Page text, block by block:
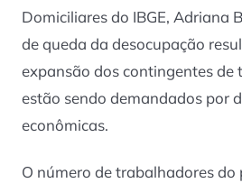
Domiciliares do IBGE, Adriana
de queda da desocupação
expansão dos contingentes de
estão sendo demandados por
econômicas.
O número de trabalhadores do